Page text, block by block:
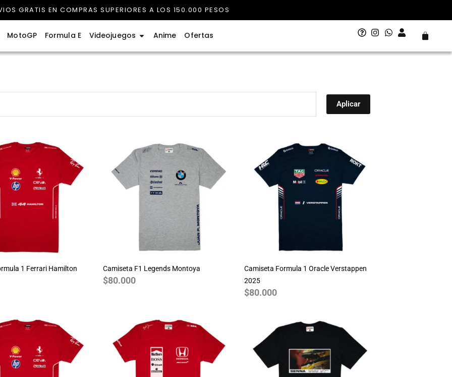
GRATIS EN COMPRAS SUPERIORES A LOS 150.000 PESOS
1
MotoGP Formula E Videojuegos Abrir Videojuegos
Anime Ofertas Carrito
Aplicar
1 Ferrari Hamilton
Camiseta F1 Legends Montoya
$80.000
Camiseta Formula 1 Oracle Verstappen
2025
$80.000